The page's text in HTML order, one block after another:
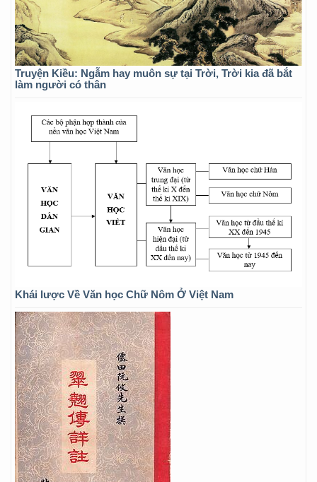
Truyện Kiều: Ngẫm hay muôn sự tại Trời, Trời kia đã bắt
làm người có thân
Khái lược Về Văn học Chữ Nôm Ở Việt Nam